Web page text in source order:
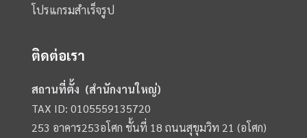
โปรแกรมสำเร็จรูป
ติดต่อเรา
สถานที่ตั้ง (สำนักงานใหญ่)
TAX ID: 0105559135720
253 อาคาร253อโศก ชั้นที่ 18 ถนนสุขุมวิท 21 (อโศก)